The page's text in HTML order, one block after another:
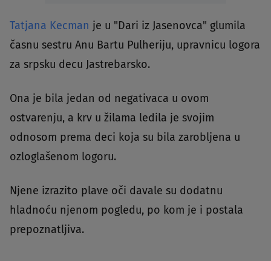
Tatjana Kecman je u "Dari iz Jasenovca" glumila
časnu sestru Anu Bartu Pulheriju, upravnicu logora
za srpsku decu Jastrebarsko.
Ona je bila jedan od negativaca u ovom
ostvarenju, a krv u žilama ledila je svojim
odnosom prema deci koja su bila zarobljena u
ozloglašenom logoru.
Njene izrazito plave oči davale su dodatnu
hladnoću njenom pogledu, po kom je i postala
prepoznatljiva.